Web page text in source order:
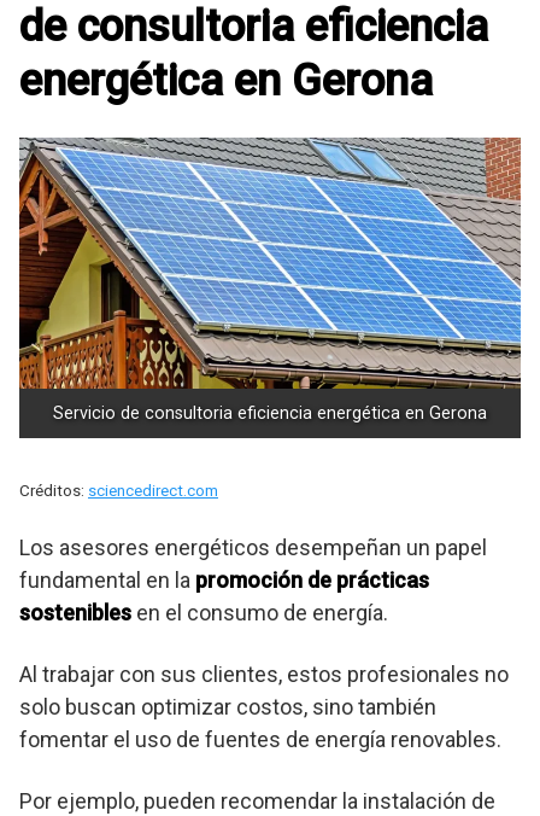
de consultoria eficiencia
energética en Gerona
Servicio de consultoria eficiencia energética en Gerona
Créditos: sciencedirect.com
Los asesores energéticos desempeñan un papel
fundamental en la promoción de prácticas
sostenibles en el consumo de energía.
Al trabajar con sus clientes, estos profesionales no
solo buscan optimizar costos, sino también
fomentar el uso de fuentes de energía renovables.
Por ejemplo, pueden recomendar la instalación de